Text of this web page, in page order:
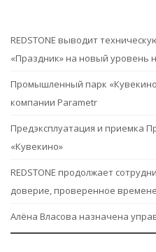
REDSTONE выводит
«Праздник» на новый уровень
Промышленный парк
компании Parametr
Предэксплуатация и приемка
«Кувекино»
REDSTONE продолжает
доверие, проверенное
Алёна Власова назначена